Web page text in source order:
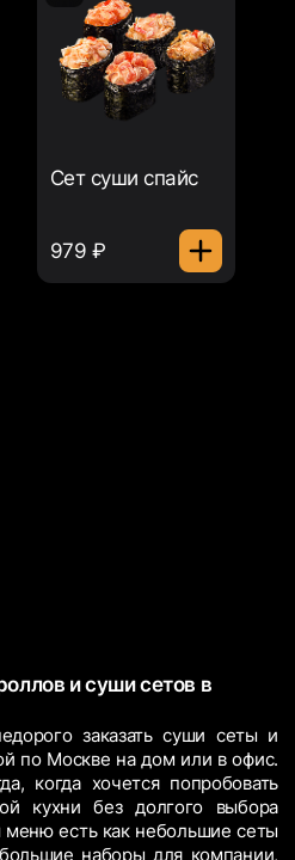
Сет суши спайс
979 ₽
и суши сетов в
заказать суши сеты и
по Москве на дом или в офис.
когда хочется попробовать
кухни без долгого выбора
есть как небольшие сеты
наборы для компании,